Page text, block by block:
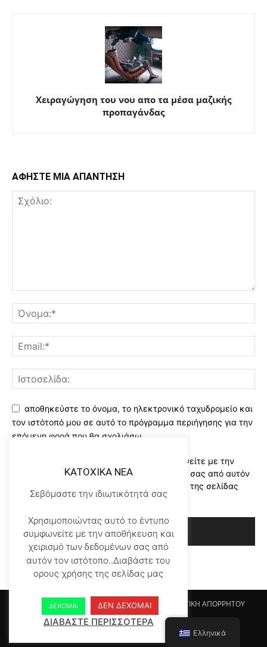
Χειραγώγηση του νου απο τα μέσα μαζικής
προπαγάνδας
ΑΦΗΣΤΕ ΜΙΑ ΑΠΑΝΤΗΣΗ
αποθηκεύστε το όνομα, το ηλεκτρονικό ταχυδρομείο και
τον ιστότοπό μου σε αυτό το πρόγραμμα περιήγησης για την
επόμενη φορά που θα σχολιάσω.
Χρησιμοποιώντας αυτό το έντυπο συμφωνείτε με την
αποθήκευση και χειρισμό των δεδομένων σας από αυτόν
τον ιστότοπο..Διαβάστε του ορους χρήσης της σελίδας
μας*
Αρχικη KATOHIKA NEA Login Register
ΠΟΛΙΤΙΚΗ ΑΠΟΡΡΗΤΟΥ
ΟΡΟΙ ΧΡΗΣΗΣ
ΕΠΙΚΟΙΝΩΝΙΑ
© Newspaper WordPress Theme by TagDiv
KATOXIKA NEA
Σεβόμαστε την ιδιωτικότητά σας
Χρησιμοποιώντας αυτό το έντυπο
συμφωνείτε με την αποθήκευση και
χειρισμό των δεδομένων σας από
αυτόν τον ιστότοπο..Διαβάστε του
ορους χρήσης της σελίδας μας
ΔΕΧΟΜΑΙ ΔΕΝ ΔΕΧΟΜΑΙ
ΔΙΑΒΑΣΤΕ ΠΕΡΙΣΣΟΤΕΡΑ
Ελληνικά